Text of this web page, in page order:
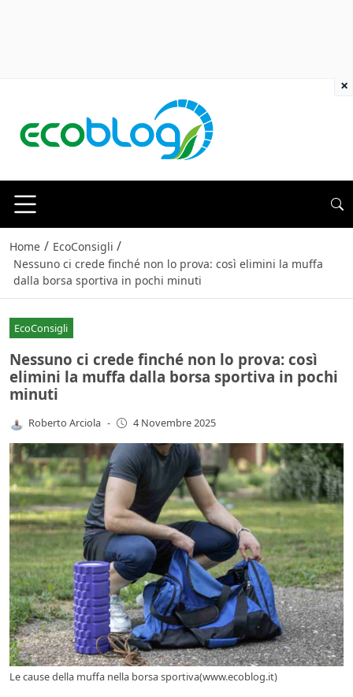
Home / EcoConsigli /
Nessuno ci crede finché non lo prova: così elimini la muffa
dalla borsa sportiva in pochi minuti
EcoConsigli
Nessuno ci crede finché non lo prova: così
elimini la muffa dalla borsa sportiva in pochi
minuti
Roberto Arciola - 4 Novembre 2025
Le cause della muffa nella borsa sportiva(www.ecoblog.it)
×